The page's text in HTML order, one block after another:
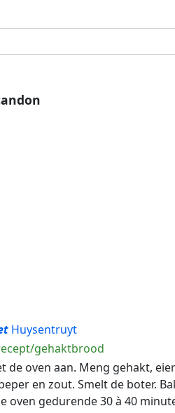
Huysentruyt
gehaktbrood
de oven aan. Meng gehakt,
en zout. Smelt de boter.
oven gedurende 30 à 40